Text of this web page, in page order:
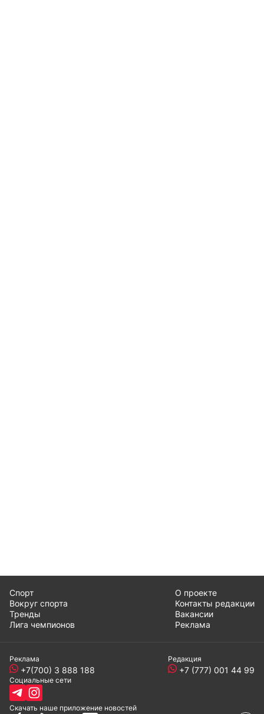
Спорт
Вокруг спорта
Тренды
Лига чемпионов
О проекте
Контакты редакции
Вакансии
Реклама
Реклама
+7(700) 3 888 188
Редакция
+7 (777) 001 44 99
Социальные сети
Скачать наше приложение новостей